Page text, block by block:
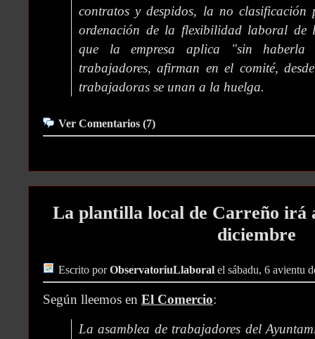
contratos y despidos, la no
ordenación de la flexibilidad laboral de
que la empresa aplica "sin haberla
trabajadores, afirman en el comité,
trabajadoras se unan a la huelga.
Ver Comentarios (7)
La plantilla local de Carreño irá
diciembre
Escrito porObservatoriuLlaboral el sábadu, 6 avientu
Según lleemos en El Comercio:
La asamblea de trabajadores del